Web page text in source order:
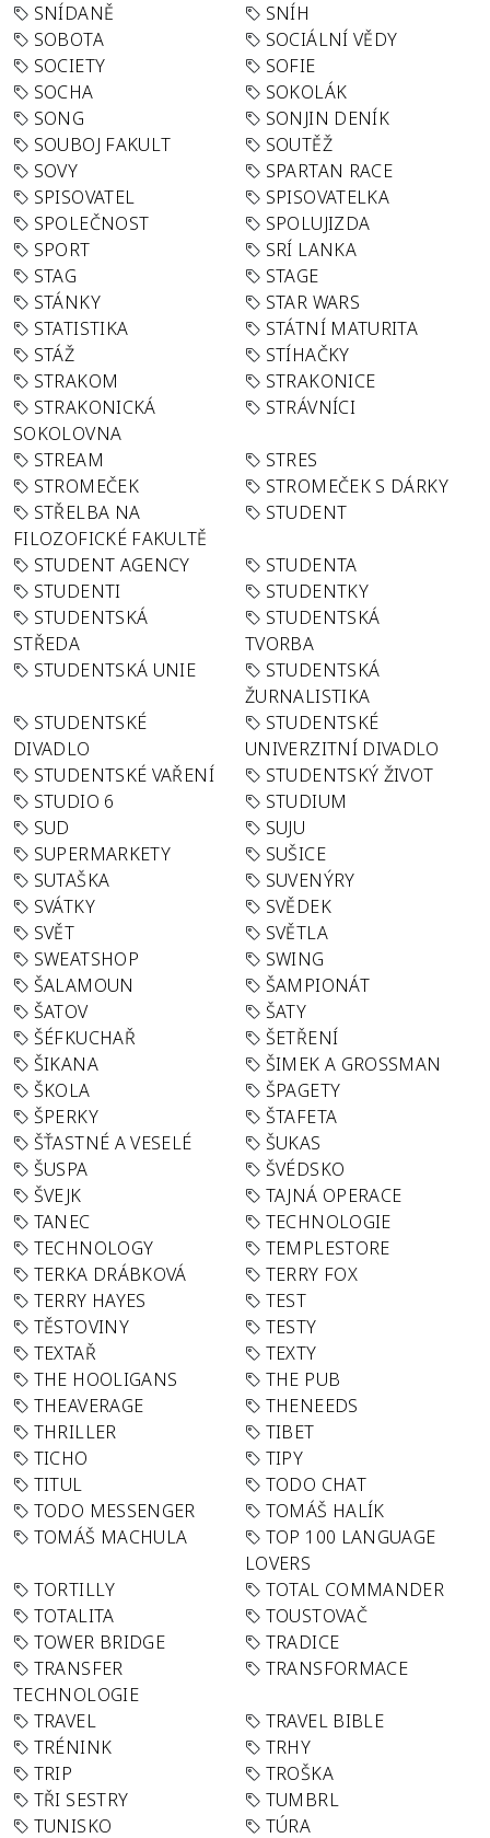
SNÍDANĚ
SNÍH
SOBOTA
SOCIÁLNÍ VĚDY
SOCIETY
SOFIE
SOCHA
SOKOLÁK
SONG
SONJIN DENÍK
SOUBOJ FAKULT
SOUTĚŽ
SOVY
SPARTAN RACE
SPISOVATEL
SPISOVATELKA
SPOLEČNOST
SPOLUJIZDA
SPORT
SRÍ LANKA
STAG
STAGE
STÁNKY
STAR WARS
STATISTIKA
STÁTNÍ MATURITA
STÁŽ
STÍHAČKY
STRAKOM
STRAKONICE
STRAKONICKÁ
SOKOLOVNA
STRÁVNÍCI
STREAM
STRES
STROMEČEK
STROMEČEK S DÁRKY
STŘELBA NA
FILOZOFICKÉ FAKULTĚ
STUDENT
STUDENT AGENCY
STUDENTA
STUDENTI
STUDENTKY
STUDENTSKÁ
STŘEDA
STUDENTSKÁ
TVORBA
STUDENTSKÁ UNIE
STUDENTSKÁ
ŽURNALISTIKA
STUDENTSKÉ
DIVADLO
STUDENTSKÉ
UNIVERZITNÍ DIVADLO
STUDENTSKÉ VAŘENÍ
STUDENTSKÝ ŽIVOT
STUDIO 6
STUDIUM
SUD
SUJU
SUPERMARKETY
SUŠICE
SUTAŠKA
SUVENÝRY
SVÁTKY
SVĚDEK
SVĚT
SVĚTLA
SWEATSHOP
SWING
ŠALAMOUN
ŠAMPIONÁT
ŠATOV
ŠATY
ŠÉFKUCHAŘ
ŠETŘENÍ
ŠIKANA
ŠIMEK A GROSSMAN
ŠKOLA
ŠPAGETY
ŠPERKY
ŠTAFETA
ŠŤASTNÉ A VESELÉ
ŠUKAS
ŠUSPA
ŠVÉDSKO
ŠVEJK
TAJNÁ OPERACE
TANEC
TECHNOLOGIE
TECHNOLOGY
TEMPLESTORE
TERKA DRÁBKOVÁ
TERRY FOX
TERRY HAYES
TEST
TĚSTOVINY
TESTY
TEXTAŘ
TEXTY
THE HOOLIGANS
THE PUB
THEAVERAGE
THENEEDS
THRILLER
TIBET
TICHO
TIPY
TITUL
TODO CHAT
TODO MESSENGER
TOMÁŠ HALÍK
TOMÁŠ MACHULA
TOP 100 LANGUAGE
LOVERS
TORTILLY
TOTAL COMMANDER
TOTALITA
TOUSTOVAČ
TOWER BRIDGE
TRADICE
TRANSFER
TECHNOLOGIE
TRANSFORMACE
TRAVEL
TRAVEL BIBLE
TRÉNINK
TRHY
TRIP
TROŠKA
TŘI SESTRY
TUMBRL
TUNISKO
TÚRA